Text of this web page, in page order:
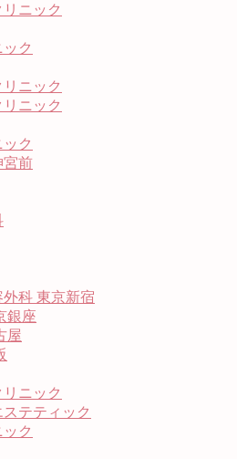
ニック
ク
ニック
ニック
ク
宮前
科 東京新宿
銀座
屋
ニック
テティック
ク